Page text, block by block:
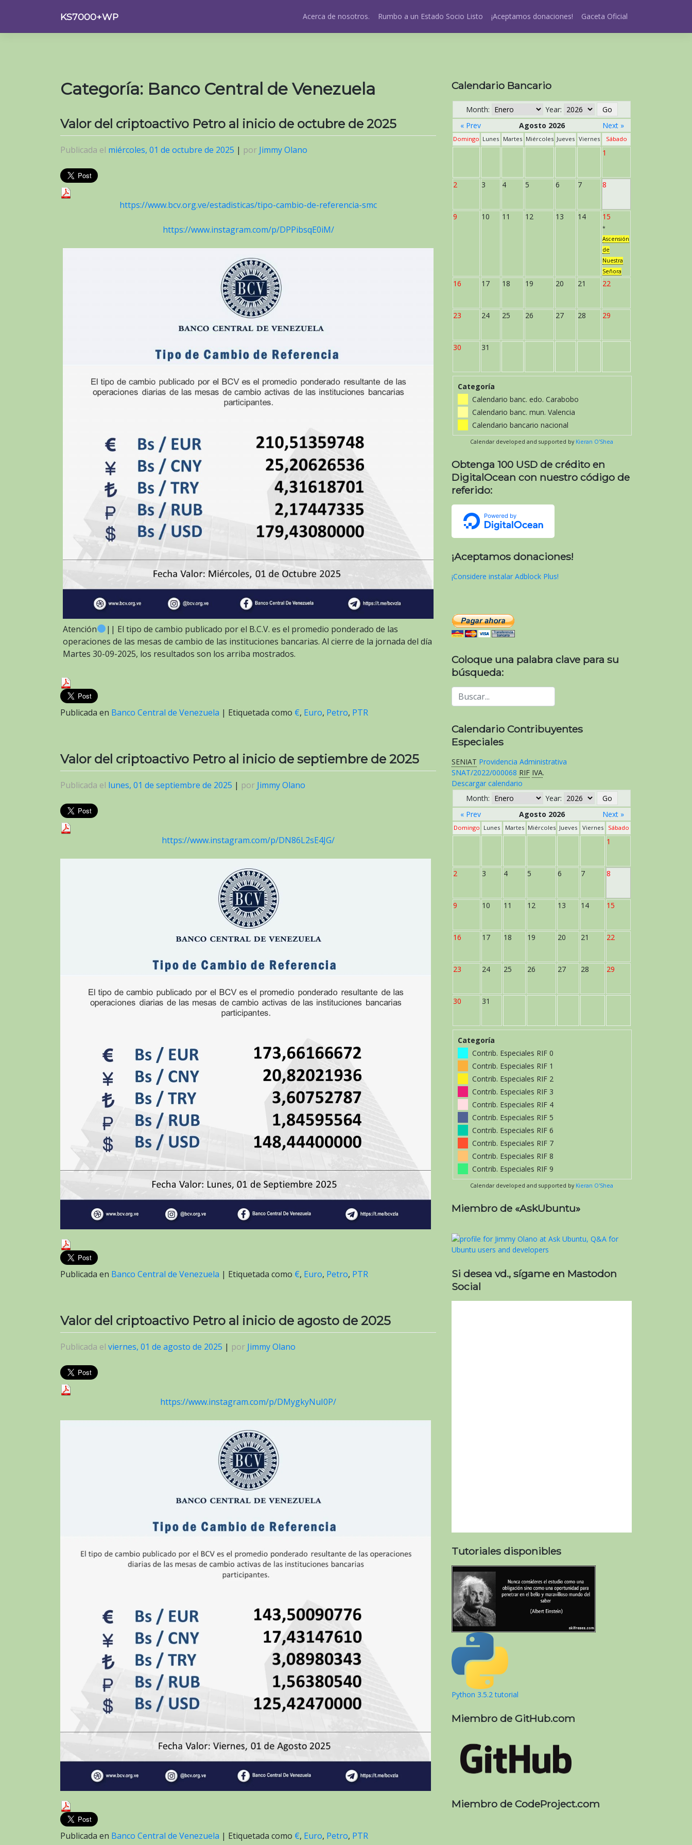
contenido
KS7000+WP Acerca de nosotros. Rumbo a un Estado Socio Listo ¡Aceptamos donaciones! Gaceta Oficial
Categoría: Banco Central de Venezuela
Valor del criptoactivo Petro al inicio de octubre de 2025
Publicada el miércoles, 01 de octubre de 2025 | por Jimmy Olano
https://www.bcv.org.ve/estadisticas/tipo-cambio-de-referencia-smc
https://www.instagram.com/p/DPPibsqE0iM/
Atención
|| El tipo de cambio publicado por el B.C.V. es el promedio ponderado de las
operaciones de las mesas de cambio de las instituciones bancarias. Al cierre de la jornada del día
Martes 30-09-2025, los resultados son los arriba mostrados.
Publicada en Banco Central de Venezuela | Etiquetada como €, Euro, Petro, PTR
Valor del criptoactivo Petro al inicio de septiembre de 2025
Publicada el lunes, 01 de septiembre de 2025 | por Jimmy Olano
https://www.instagram.com/p/DN86L2sE4JG/
Publicada en Banco Central de Venezuela | Etiquetada como €, Euro, Petro, PTR
Valor del criptoactivo Petro al inicio de agosto de 2025
Publicada el viernes, 01 de agosto de 2025 | por Jimmy Olano
https://www.instagram.com/p/DMygkyNuI0P/
Publicada en Banco Central de Venezuela | Etiquetada como €, Euro, Petro, PTR
Calendario Bancario
Month:
Year:
« Prev
Agosto 2026 Next »
Domingo Lunes Martes Miércoles Jueves Viernes Sábado
1
2 3 4 5 6 7 8
9 10 11 12 13 14 15
*
Ascensión
de
Nuestra
Señora
16 17 18 19 20 21 22
23 24 25 26 27 28 29
30 31
Categoría
Calendario banc. edo. Carabobo
Calendario banc. mun. Valencia
Calendario bancario nacional
Calendar developed and supported by Kieran O'Shea
Obtenga 100 USD de crédito en
DigitalOcean con nuestro código de
referido:
¡Aceptamos donaciones!
¡Considere instalar Adblock Plus!
Coloque una palabra clave para su
búsqueda:
Calendario Contribuyentes
Especiales
SENIAT Providencia Administrativa
SNAT/2022/000068 RIF IVA.
Descargar calendario
Month:
Year:
« Prev
Agosto 2026 Next »
Domingo Lunes Martes Miércoles Jueves Viernes Sábado
1
2 3 4 5 6 7 8
9 10 11 12 13 14 15
16 17 18 19 20 21 22
23 24 25 26 27 28 29
30 31
Categoría
Contrib. Especiales RIF 0
Contrib. Especiales RIF 1
Contrib. Especiales RIF 2
Contrib. Especiales RIF 3
Contrib. Especiales RIF 4
Contrib. Especiales RIF 5
Contrib. Especiales RIF 6
Contrib. Especiales RIF 7
Contrib. Especiales RIF 8
Contrib. Especiales RIF 9
Calendar developed and supported by Kieran O'Shea
Miembro de «AskUbuntu»
Si desea vd., sígame en Mastodon
Social
Tutoriales disponibles
Python 3.5.2 tutorial
Miembro de GitHub.com
Miembro de CodeProject.com